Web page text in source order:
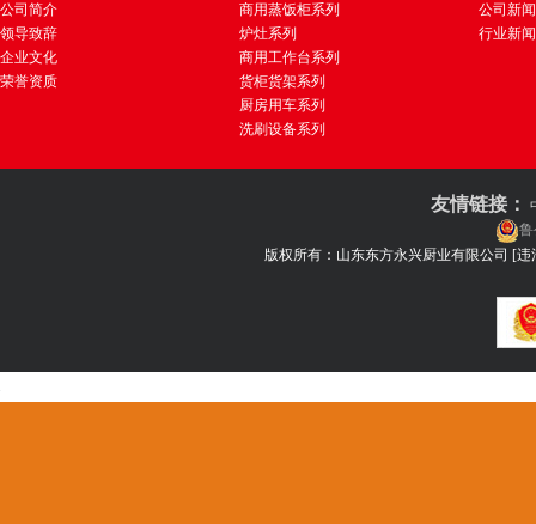
公司简介
领导致辞
企业文化
荣誉资质
商用蒸饭柜系列
炉灶系列
商用工作台系列
货柜货架系列
厨房用车系列
洗刷设备系列
公司新闻
行业新闻
友情链接：
鲁
版权所有：山东东方永兴厨业有限公司 [违